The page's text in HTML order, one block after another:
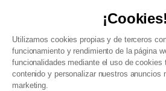
¡Cookies!
Utilizamos cookies propias y de terceros
funcionamiento y rendimiento de la página
funcionalidades mediante el uso de cookies
contenido y personalizar nuestros anuncios
marketing.